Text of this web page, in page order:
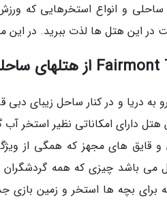
ساحلی و انواع استخرهایی که
در این هتل ها لذت ببرید. در
به دریا و در کنار ساحل زیبای دبی
و قایق های مجهز که همگی از
می باشد چیزی که همه
بچه ها استخر و زمین بازی